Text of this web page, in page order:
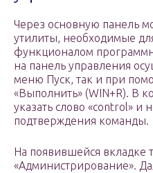
Через основную панель
утилиты, необходимые
функционалом
на панель управления
меню Пуск, так и при
«Выполнить» (WIN+R). В
указать слово «control» и
подтверждения команды.
На появившейся вкладке
«Администрирование».